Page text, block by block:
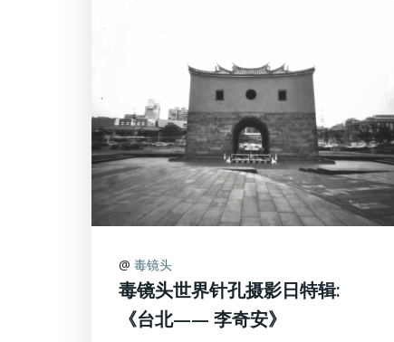
@ 毒镜头
毒镜头世界针孔摄影日特辑:
《台北—— 李奇安》